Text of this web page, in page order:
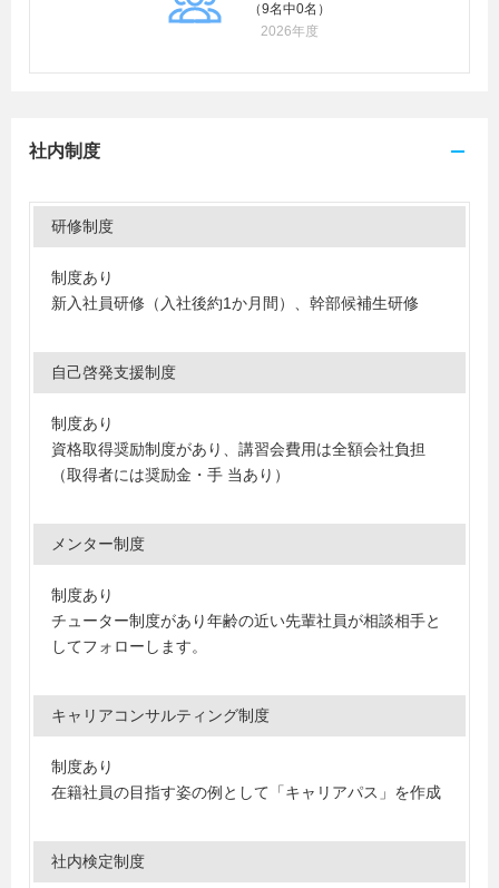
（9名中0名）
2026年度
社内制度
研修制度
制度あり
新入社員研修（入社後約1か月間）、幹部候補生研修
自己啓発支援制度
制度あり
資格取得奨励制度があり、講習会費用は全額会社負担
（取得者には奨励金・手 当あり）
メンター制度
制度あり
チューター制度があり年齢の近い先輩社員が相談相手と
してフォローします。
キャリアコンサルティング制度
制度あり
在籍社員の目指す姿の例として「キャリアパス」を作成
社内検定制度